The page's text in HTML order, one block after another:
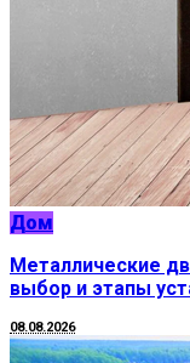
Дом
Металлические
выбор и этапы
08.08.2026